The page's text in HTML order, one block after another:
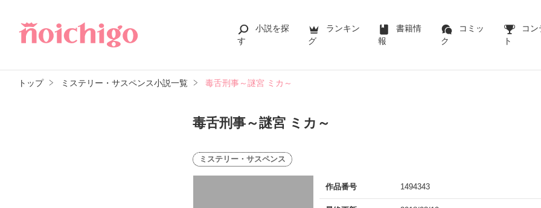
小説を探
す
ランキン
グ
書籍情
報
コミッ
ク
コ
ト
トップ ミステリー・サスペンス小説一覧 毒舌刑事～謎宮 ミカ～
毒舌刑事～謎宮 ミカ～
ミステリー・サスペンス
作品番号 1494343